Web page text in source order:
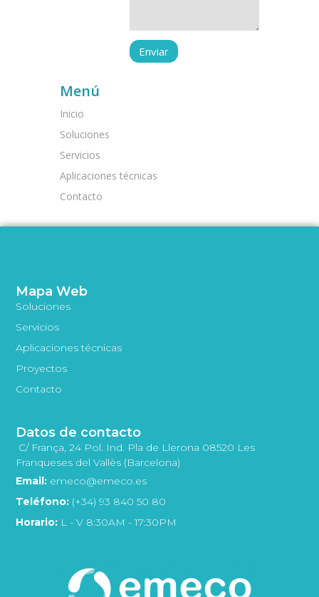
Menú
Inicio
Soluciones
Servicios
Aplicaciones técnicas
Contacto
Mapa Web
Soluciones
Servicios
Aplicaciones técnicas
Proyectos
Contacto
Datos de contacto
C/ França, 24 Pol. Ind. Pla de Llerona 08520 Les
Franqueses del Vallès (Barcelona)
Email: emeco@emeco.es
Teléfono: (+34) 93 840 50 80
Horario: L - V 8:30AM - 17:30PM